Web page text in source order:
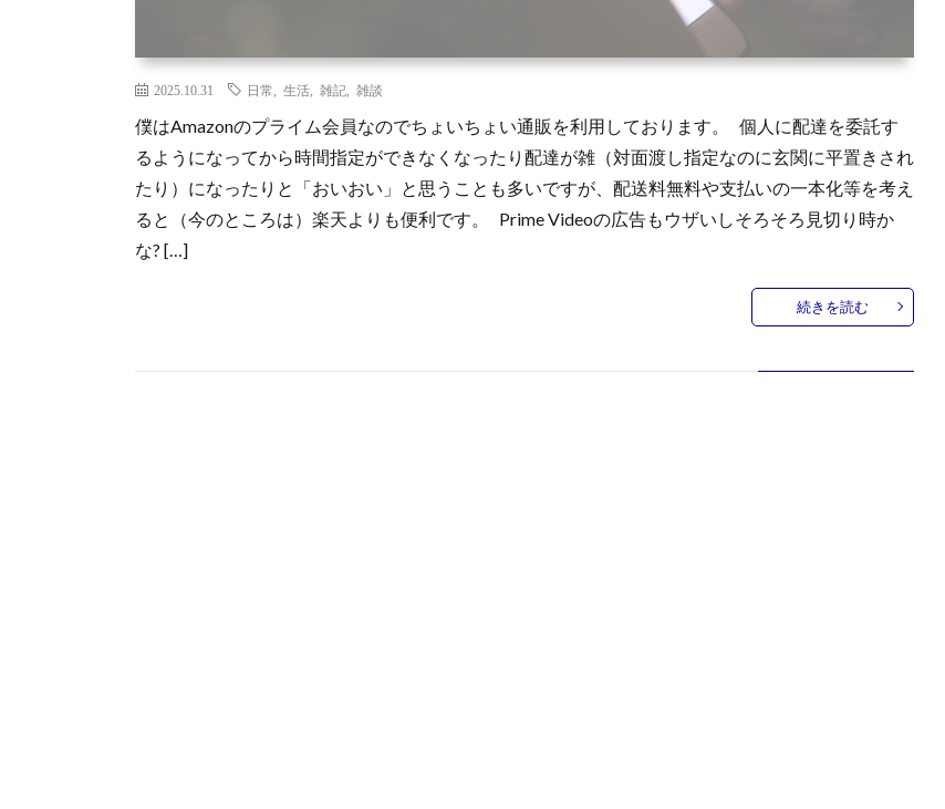
2025.10.31 日常 生活 雑記 雑談
僕はAmazonのプライム会員なのでちょいちょい通販を利用しております。 個人に配達を委託す
るようになってから時間指定ができなくなったり配達が雑（対面渡し指定なのに玄関に平置きされ
たり）になったりと「おいおい」と思うことも多いですが、配送料無料や支払いの一本化等を考え
ると（今のところは）楽天よりも便利です。 Prime Videoの広告もウザいしそろそろ見切り時か
な? […]
続きを読む